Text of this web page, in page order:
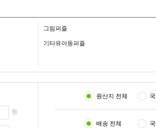
그림퍼즐
기타유아동퍼즐
원
원산지 전체
배송 전체